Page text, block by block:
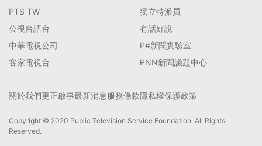
PTS TW
公視台語台
中華電視公司
客家電視台
獨立特派員
有話好說
P#新聞實驗室
PNN新聞議題中心
關於我們更正啟事最新消息服務條款隱私權保護政策
Copyright © 2020 Public Television Service Foundation. All Rights
Reserved.